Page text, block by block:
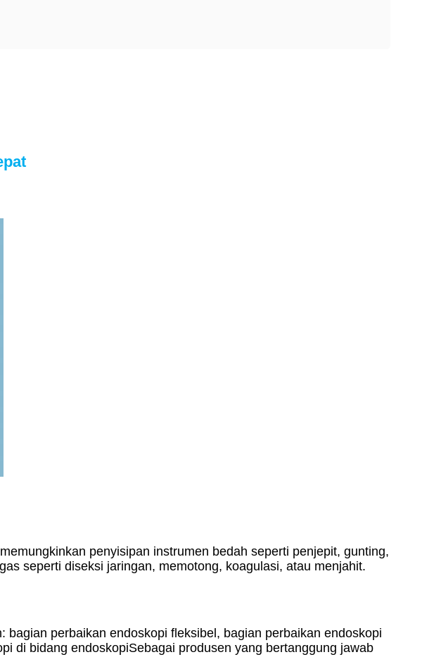
penyisipan instrumen bedah seperti penjepit, gunting,
seperti diseksi jaringan, memotong, koagulasi, atau menjahit.
perbaikan endoskopi fleksibel, bagian perbaikan endoskopi
di bidang endoskopiSebagai produsen yang bertanggung jawab